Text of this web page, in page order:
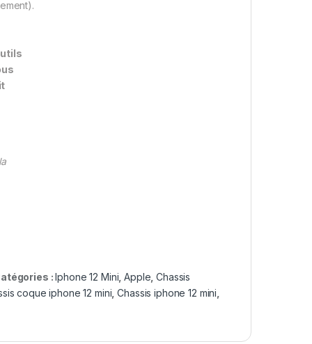
:Iphone 12 Mini ,Apple ,Chassis
coque iphone 12 mini ,Chassis iphone 12 mini